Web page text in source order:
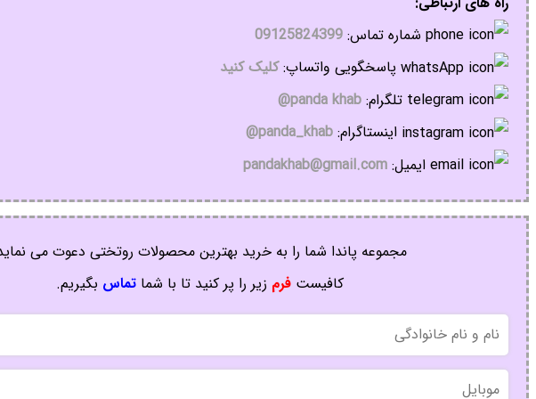
شماره تماس: 09125824399
پاسخگویی واتساپ:کلیک کنید
تلگرام: panda khab@
اینستاگرام: panda_khab@
ایمیل: pandakhab@gmail.com
مجموعه پاندا شما را به خرید بهترین محصولات روتختی دعوت می
کافیستفرم زیر را پر کنید تا با شماتماس بگیریم.
و
نام
خانوادگی
موبایل